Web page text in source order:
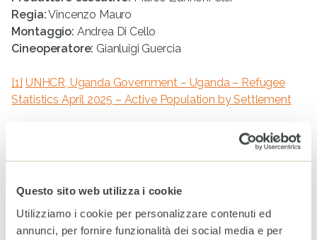
Questo sito web utilizza i cookie
Utilizziamo i cookie per personalizzare contenuti ed
annunci, per fornire funzionalità dei social media e per
Regia:Vincenzo Mauro
Montaggio: Andrea Di Cello
Cineoperatore: Gianluigi Guercia
[1] UNHCR, Uganda Government – Uganda – Refugee
Statistics April 2025 – Active Population by Settlement
UNHCR – Uganda comprehensive refugee response
[3] UNHCR Uganda – Refugee Statistics April 2025
Foto di Gianfranco Ferraro